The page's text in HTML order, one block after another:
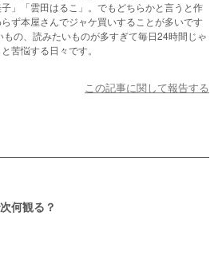
子」「雲田はるこ」。でもどちらかと言うと作
ず本屋さんでジャケ買いすることが多いです
もの、読みたいものが多すぎて毎日24時間じゃ
苦悩する日々です。
この記事に関して報告する
何観る？